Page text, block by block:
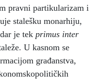
pravni partikularizam i
stalešku monarhiju,
je tek primus inter
U kasnom se
građanstva,